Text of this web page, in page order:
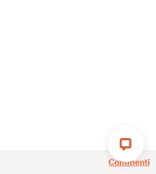
Commenti